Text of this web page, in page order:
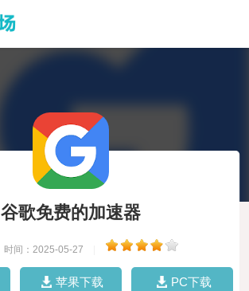
谷歌免费的加速器
时间：2025-05-27
苹果下载 PC下载